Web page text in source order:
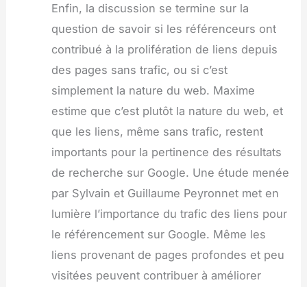
Enfin, la discussion se termine sur la
question de savoir si les référenceurs ont
contribué à la prolifération de liens depuis
des pages sans trafic, ou si c’est
simplement la nature du web. Maxime
estime que c’est plutôt la nature du web, et
que les liens, même sans trafic, restent
importants pour la pertinence des résultats
de recherche sur Google. Une étude menée
par Sylvain et Guillaume Peyronnet met en
lumière l’importance du trafic des liens pour
le référencement sur Google. Même les
liens provenant de pages profondes et peu
visitées peuvent contribuer à améliorer